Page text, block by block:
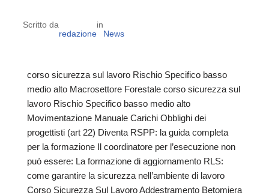
Scritto da
redazione
in
News
corso sicurezza sul lavoro Rischio Specifico basso
medio alto Macrosettore Forestale corso sicurezza sul
lavoro Rischio Specifico basso medio alto
Movimentazione Manuale Carichi Obblighi dei
progettisti (art 22) Diventa RSPP: la guida completa
per la formazione Il coordinatore per l’esecuzione non
può essere: La formazione di aggiornamento RLS:
come garantire la sicurezza nell’ambiente di lavoro
Corso Sicurezza Sul Lavoro Addestramento Betomiera